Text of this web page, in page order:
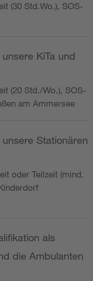
(30 Std.Wo.), SOS-
KiTa und
(20 Std./Wo.), SOS-
am Ammersee
Stationären
oder Teilzeit (mind.
als
die Ambulanten